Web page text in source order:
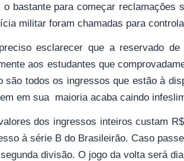
o bastante para começar reclamações
militar foram chamadas para
esclarecer que a reservado
aos estudantes que
são todos os ingressos que estão à
em sua maioria acaba caindo
dos ingressos inteiros custam
à série B do Brasileirão. Caso
divisão. O jogo da volta será